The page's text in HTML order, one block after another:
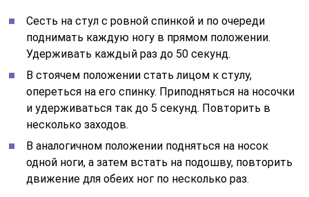
Сесть на стул с ровной спинкой и по очереди
поднимать каждую ногу в прямом положении.
Удерживать каждый раз до 50 секунд.
В стоячем положении стать лицом к стулу,
опереться на его спинку. Приподняться на носочки
и удерживаться так до 5 секунд. Повторить в
несколько заходов.
В аналогичном положении подняться на носок
одной ноги, а затем встать на подошву, повторить
движение для обеих ног по несколько раз.